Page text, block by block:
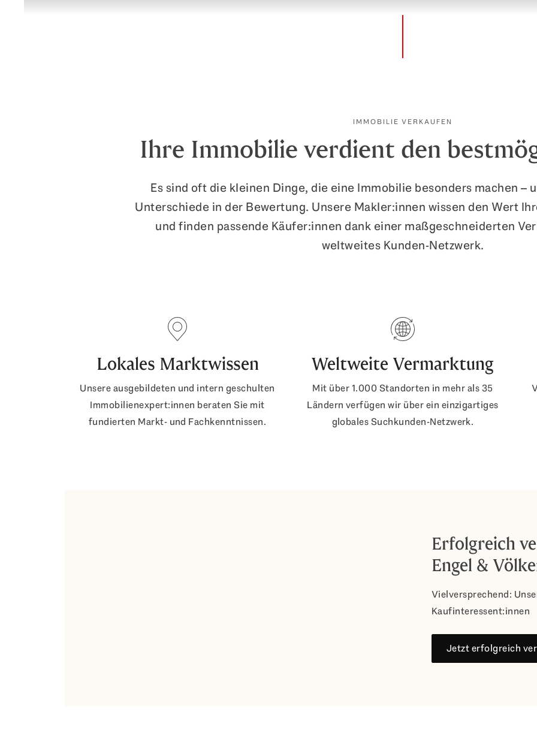
IMMOBILIE VERKAUFEN
Ihre Immobilie verdient den
Es sind oft die kleinen Dinge, die eine Immobilie besonders machen –
Unterschiede in der Bewertung. Unsere Makler:innen wissen den Wert
und finden passende Käufer:innen dank einer maßgeschneiderten
weltweites Kunden-Netzwerk.
Lokales Marktwissen
Unsere ausgebildeten und intern geschulten
Immobilienexpert:innen beraten Sie mit
fundierten Markt- und Fachkenntnissen.
Weltweite Vermarktung
Mit über 1.000 Standorten in mehr als 35
Ländern verfügen wir über ein einzigartiges
globales Suchkunden-Netzwerk.
Erfolgreich
Engel &
Vielversprechend:
Kaufinteressent:innen
Jetzt erfolgreich